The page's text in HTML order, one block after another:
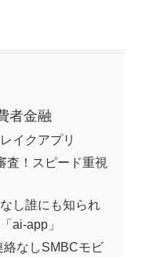
者金融
イクアプリ
査！スピード重視
し誰にも知られ
ai-app」
なしSMBCモビ